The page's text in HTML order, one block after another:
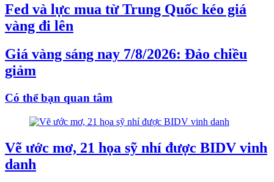
Fed và lực mua từ Trung Quốc kéo giá
vàng đi lên
Giá vàng sáng nay 7/8/2026: Đảo chiều
giảm
Có thể bạn quan tâm
Vẽ ước mơ, 21 họa sỹ nhí được BIDV vinh
danh